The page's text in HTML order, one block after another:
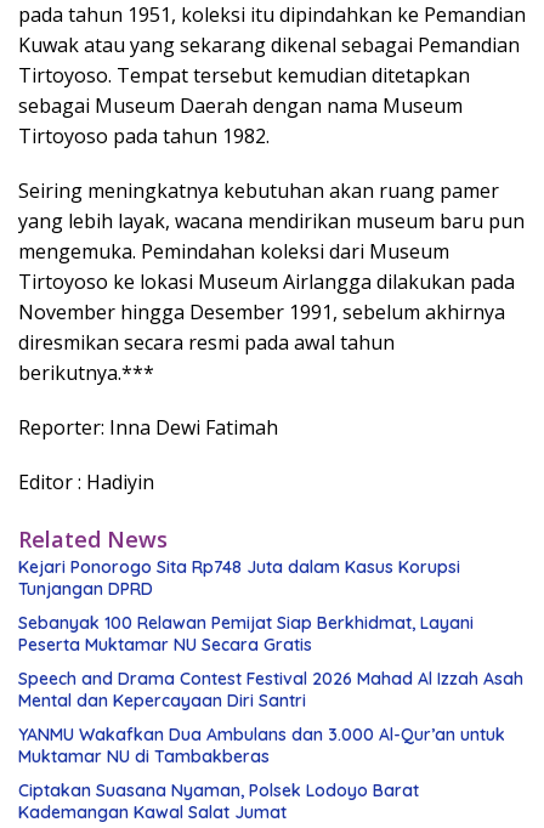
pada tahun 1951, koleksi itu dipindahkan ke Pemandian
Kuwak atau yang sekarang dikenal sebagai Pemandian
Tirtoyoso. Tempat tersebut kemudian ditetapkan
sebagai Museum Daerah dengan nama Museum
Tirtoyoso pada tahun 1982.
Seiring meningkatnya kebutuhan akan ruang pamer
yang lebih layak, wacana mendirikan museum baru pun
mengemuka. Pemindahan koleksi dari Museum
Tirtoyoso ke lokasi Museum Airlangga dilakukan pada
November hingga Desember 1991, sebelum akhirnya
diresmikan secara resmi pada awal tahun
berikutnya.***
Reporter: Inna Dewi Fatimah
Editor : Hadiyin
Related News
Kejari Ponorogo Sita Rp748 Juta dalam Kasus Korupsi
Tunjangan DPRD
Sebanyak 100 Relawan Pemijat Siap Berkhidmat, Layani
Peserta Muktamar NU Secara Gratis
Speech and Drama Contest Festival 2026 Mahad Al Izzah Asah
Mental dan Kepercayaan Diri Santri
YANMU Wakafkan Dua Ambulans dan 3.000 Al-Qur’an untuk
Muktamar NU di Tambakberas
Ciptakan Suasana Nyaman, Polsek Lodoyo Barat
Kademangan Kawal Salat Jumat